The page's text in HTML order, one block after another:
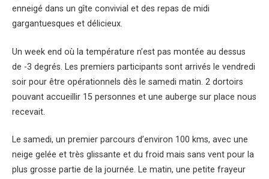
enneigé dans un gîte convivial et des repas de midi
gargantuesques et délicieux.
Un week end où la température n’est pas montée au dessus
de -3 degrés. Les premiers participants sont arrivés le vendredi
soir pour être opérationnels dès le samedi matin. 2 dortoirs
pouvant accueillir 15 personnes et une auberge sur place nous
recevait.
Le samedi, un premier parcours d’environ 100 kms, avec une
neige gelée et très glissante et du froid mais sans vent pour la
plus grosse partie de la journée. Le matin, une petite frayeur